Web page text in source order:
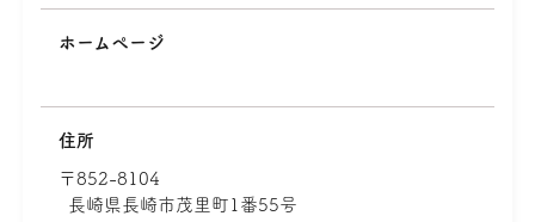
ホームページ
住所
〒852-8104
長崎県長崎市茂里町1番55号